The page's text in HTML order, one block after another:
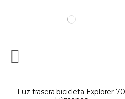
Luz trasera bicicleta Explorer 70